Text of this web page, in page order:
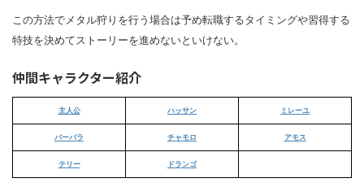
この方法でメタル狩りを行う場合は予め転職するタイミングや習得する
特技を決めてストーリーを進めないといけない。
仲間キャラクター紹介
主人公 ハッサン ミレーユ
バーバラ チャモロ アモス
テリー ドランゴ